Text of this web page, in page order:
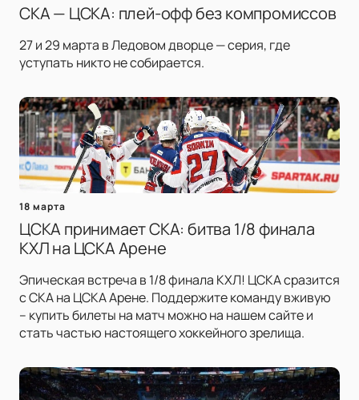
СКА — ЦСКА: плей-офф без компромиссов
27 и 29 марта в Ледовом дворце — серия, где
уступать никто не собирается.
18 марта
ЦСКА принимает СКА: битва 1/8 финала
КХЛ на ЦСКА Арене
Эпическая встреча в 1/8 финала КХЛ! ЦСКА сразится
с СКА на ЦСКА Арене. Поддержите команду вживую
– купить билеты на матч можно на нашем сайте и
стать частью настоящего хоккейного зрелища.